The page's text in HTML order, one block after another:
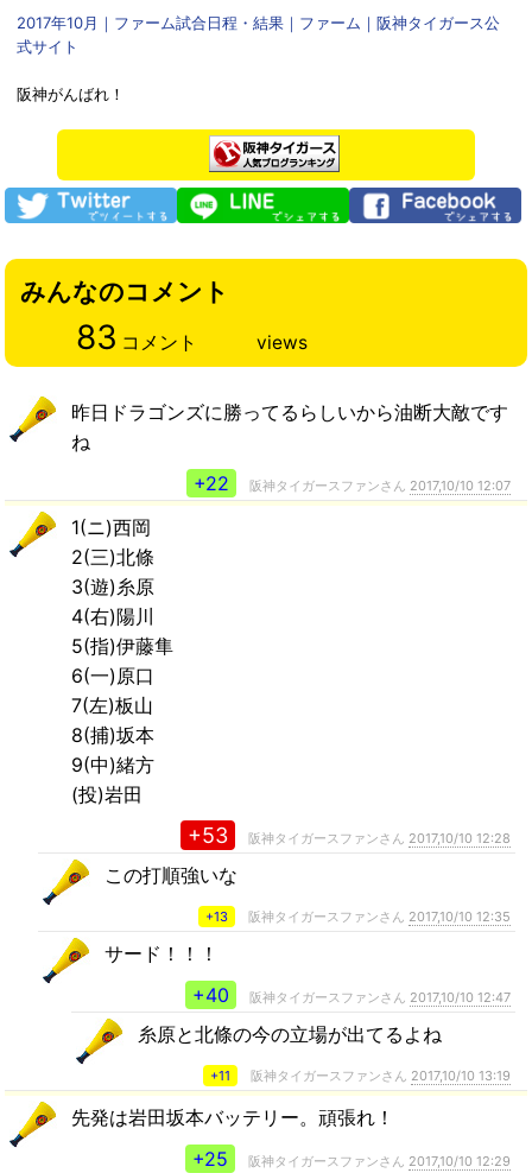
2017年10月｜ファーム試合日程・結果｜ファーム｜阪神タイガース公
式サイト
阪神がんばれ！
みんなのコメント
83 コメント views
昨日ドラゴンズに勝ってるらしいから油断大敵です
ね
+22
阪神タイガースファンさん 2017,10/10 12:07
1(ニ)西岡
2(三)北條
3(遊)糸原
4(右)陽川
5(指)伊藤隼
6(一)原口
7(左)板山
8(捕)坂本
9(中)緒方
(投)岩田
+53 阪神タイガースファンさん 2017,10/10 12:28
この打順強いな
+13 阪神タイガースファンさん 2017,10/10 12:35
サード！！！
+40
阪神タイガースファンさん 2017,10/10 12:47
糸原と北條の今の立場が出てるよね
+11 阪神タイガースファンさん 2017,10/10 13:19
先発は岩田坂本バッテリー。頑張れ！
+25
阪神タイガースファンさん 2017,10/10 12:29